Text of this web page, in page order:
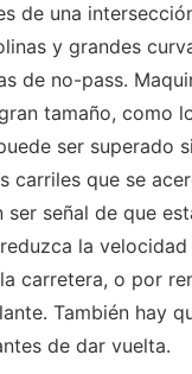
de una
y grandes
de no-pass.
tamaño, como
ser superado
carriles que se
ser señal de que
la velocidad
carretera, o por
También hay
de dar vuelta.